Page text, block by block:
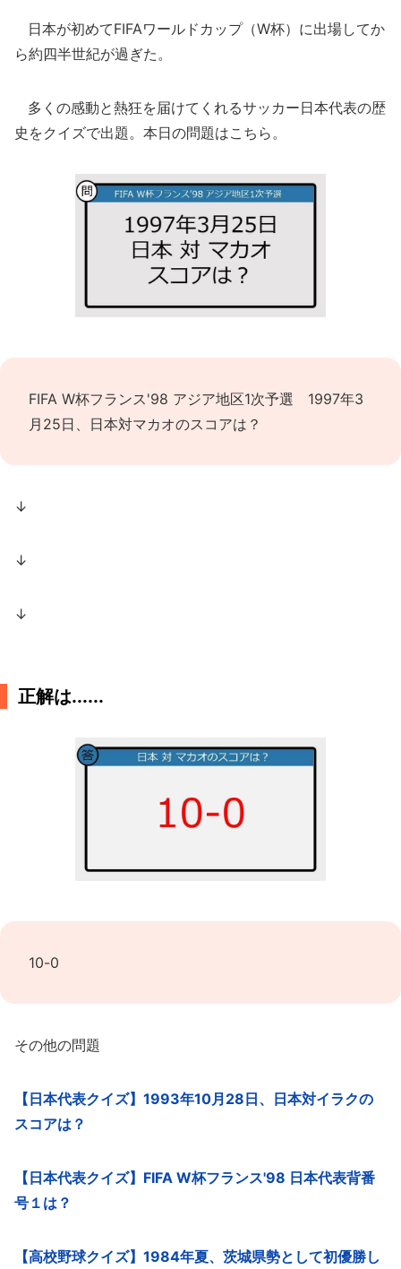
日本が初めてFIFAワールドカップ（W杯）に出場してか
ら約四半世紀が過ぎた。
多くの感動と熱狂を届けてくれるサッカー日本代表の歴
史をクイズで出題。本日の問題はこちら。
FIFA W杯フランス'98 アジア地区1次予選 1997年3
月25日、日本対マカオのスコアは？
↓
↓
↓
正解は......
10-0
その他の問題
【日本代表クイズ】1993年10月28日、日本対イラクの
スコアは？
【日本代表クイズ】FIFA W杯フランス'98 日本代表背番
号１は？
【高校野球クイズ】1984年夏、茨城県勢として初優勝し